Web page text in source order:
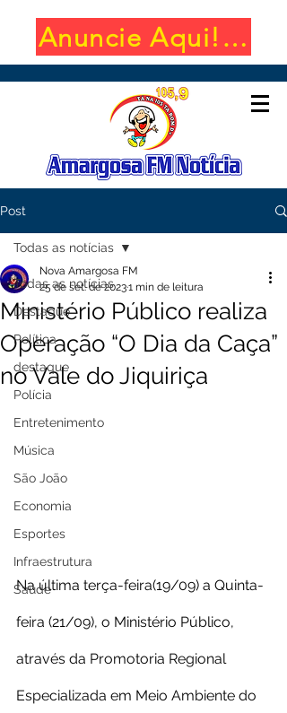
Anuncie Aqui!
Post
Todas as notícias
Destaque
Política
destaque
Polícia
Entretenimento
Música
São João
Economia
Esportes
Infraestrutura
Saúde
Todas as notícias
Ministério Público realiza
Operação “O Dia da Caça”
no Vale do Jiquiriça
Nova Amargosa FM
25 de set. de 20231 min de leitura
Na última terça-feira(19/09) a Quinta-
feira (21/09), o Ministério Público,
através da Promotoria Regional
Especializada em Meio Ambiente do